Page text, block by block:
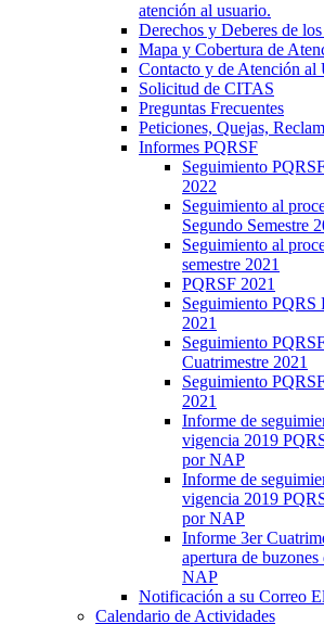
atención al usuario.
Derechos y Deberes de
Mapa y Cobertura de
Contacto y de Atención al
Solicitud de CITAS
Preguntas Frecuentes
Peticiones, Quejas,
Informes PQRSF
Seguimiento
2022
Seguimiento al
Segundo Semestre
Seguimiento al
semestre 2021
PQRSF 2021
Seguimiento PQRS
2021
Seguimiento
Cuatrimestre 2021
Seguimiento
2021
Informe de
vigencia 2019
por NAP
Informe de
vigencia 2019
por NAP
Informe 3er
apertura de
NAP
Notificación a su Correo
Calendario de Actividades